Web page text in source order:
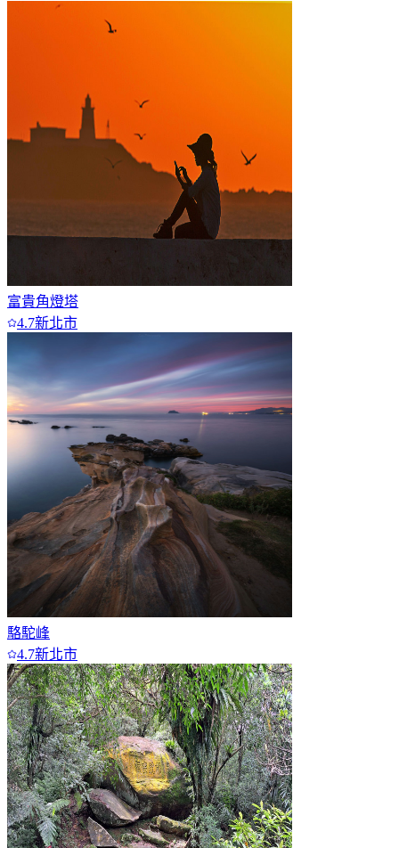
富貴角燈塔
4.7新北市
駱駝峰
4.7新北市